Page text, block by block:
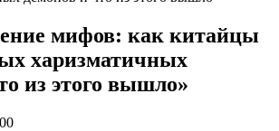
мифов: как китайцы
харизматичных
из этого вышло»